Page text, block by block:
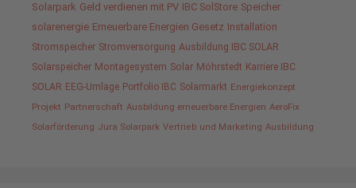
Solarpark Geld verdienen mit PV IBC SolStore Speicher
solarenergie Erneuerbare Energien Gesetz Installation
Stromspeicher Stromversorgung Ausbildung IBC SOLAR
Solarspeicher Montagesystem Solar Möhrstedt Karriere IBC
SOLAR EEG-Umlage Portfolio IBC Solarmarkt Energiekonzept
Projekt Partnerschaft Ausbildung erneuerbare Energien AeroFix
Solarförderung Jura Solarpark Vertrieb und Marketing Ausbildung